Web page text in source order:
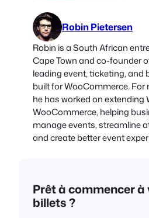
Robin Pietersen
Robin is a South African
Cape Town and co-founder
leading event, ticketing,
built for WooCommerce. For
he has worked on extending
WooCommerce, helping
manage events, streamline
and create better event
Prêt à commencer à
billets ?